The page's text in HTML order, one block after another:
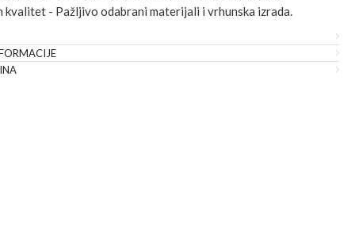
kvalitet - Pažljivo odabrani materijali i vrhunska izrada.